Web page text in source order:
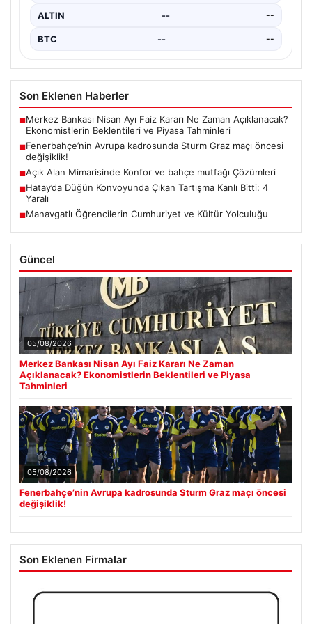
ALTIN -- --
BTC -- --
Son Eklenen Haberler
■Merkez Bankası Nisan Ayı Faiz Kararı Ne Zaman Açıklanacak?
Ekonomistlerin Beklentileri ve Piyasa Tahminleri
■Fenerbahçe’nin Avrupa kadrosunda Sturm Graz maçı öncesi
değişiklik!
■Açık Alan Mimarisinde Konfor ve bahçe mutfağı Çözümleri
■Hatay’da Düğün Konvoyunda Çıkan Tartışma Kanlı Bitti: 4
Yaralı
■Manavgatlı Öğrencilerin Cumhuriyet ve Kültür Yolculuğu
Güncel
05/08/2026
Merkez Bankası Nisan Ayı Faiz Kararı Ne Zaman
Açıklanacak? Ekonomistlerin Beklentileri ve Piyasa
Tahminleri
05/08/2026
Fenerbahçe’nin Avrupa kadrosunda Sturm Graz maçı öncesi
değişiklik!
Son Eklenen Firmalar